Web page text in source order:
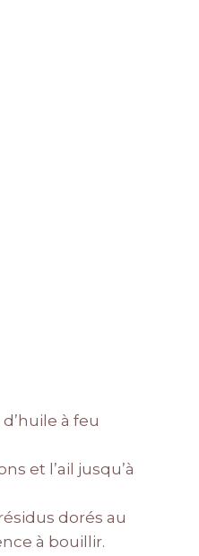
à feu
et l’ail jusqu’à
dorés au
à bouillir.